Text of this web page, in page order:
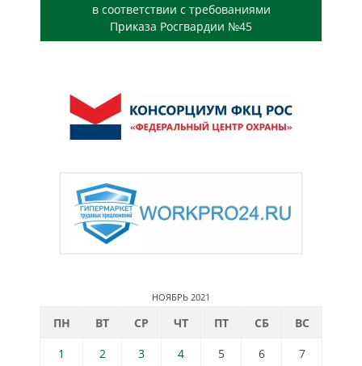
в соответствии с требованиями
Приказа Росгвардии №45
НОЯБРЬ 2021
ПН ВТ СР ЧТ ПТ СБ
ВС
1
2 3 4 5 6
7